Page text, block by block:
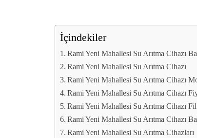
İçindekiler
Rami Yeni Mahallesi Su Arıtma Cihazı
Rami Yeni Mahallesi Su Arıtma Cihazı
Rami Yeni Mahallesi Su Arıtma Cihazı
Rami Yeni Mahallesi Su Arıtma Cihazı
Rami Yeni Mahallesi Su Arıtma Cihazı
Rami Yeni Mahallesi Su Arıtma Cihazı
Rami Yeni Mahallesi Su Arıtma Cihazları